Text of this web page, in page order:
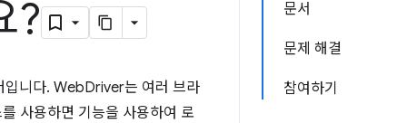
문서
문제 해결
참여하기
?
니다. WebDriver는 여러 브라
사용하면 기능을 사용하여 로